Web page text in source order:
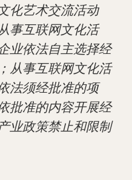
化艺术交流活动
事互联网文化活
业依法自主选择经
从事互联网文化活
法须经批准的项
批准的内容开展经
业政策禁止和限制